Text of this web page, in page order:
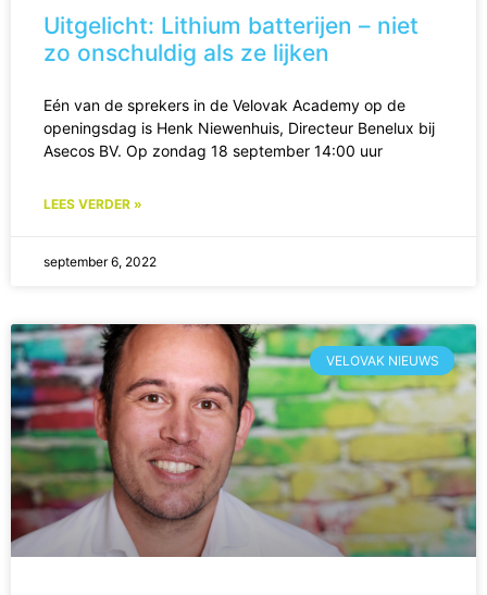
Uitgelicht: Lithium batterijen – niet
zo onschuldig als ze lijken
Eén van de sprekers in de Velovak Academy op de
openingsdag is Henk Niewenhuis, Directeur Benelux bij
Asecos BV. Op zondag 18 september 14:00 uur
LEES VERDER »
september 6, 2022
VELOVAK NIEUWS